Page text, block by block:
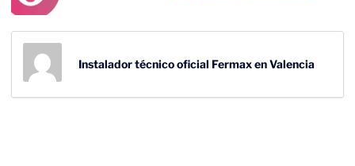
Instalador técnico oficial Fermax en Valencia